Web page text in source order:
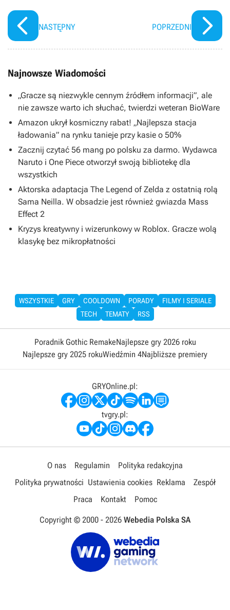
NASTĘPNY POPRZEDNI
Najnowsze Wiadomości
„Gracze są niezwykle cennym źródłem informacji”, ale
nie zawsze warto ich słuchać, twierdzi weteran BioWare
Amazon ukrył kosmiczny rabat! „Najlepsza stacja
ładowania” na rynku tanieje przy kasie o 50%
Zacznij czytać 56 mang po polsku za darmo. Wydawca
Naruto i One Piece otworzył swoją bibliotekę dla
wszystkich
Aktorska adaptacja The Legend of Zelda z ostatnią rolą
Sama Neilla. W obsadzie jest również gwiazda Mass
Effect 2
Kryzys kreatywny i wizerunkowy w Roblox. Gracze wolą
klasykę bez mikropłatności
WSZYSTKIE GRY COOLDOWN PORADY
FILMY I SERIALE
TECH
TEMATY RSS
Poradnik Gothic RemakeNajlepsze gry 2026 roku
Najlepsze gry 2025 rokuWiedźmin 4Najbliższe premiery
GRYOnline.pl:
tvgry.pl:
O nas Regulamin
Polityka redakcyjna
Polityka prywatności Ustawienia cookies Reklama
Zespół
Praca
Kontakt Pomoc
Copyright © 2000 - 2026 Webedia Polska SA